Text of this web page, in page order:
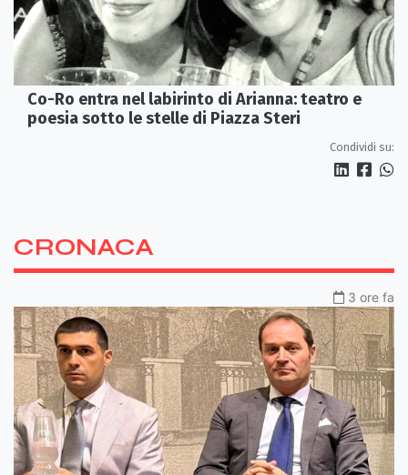
Co-Ro entra nel labirinto di Arianna: teatro e
poesia sotto le stelle di Piazza Steri
Condividi su:
CRONACA
3 ore fa